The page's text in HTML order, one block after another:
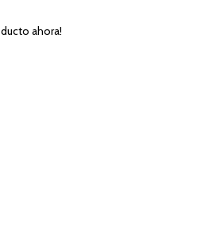
ahora!